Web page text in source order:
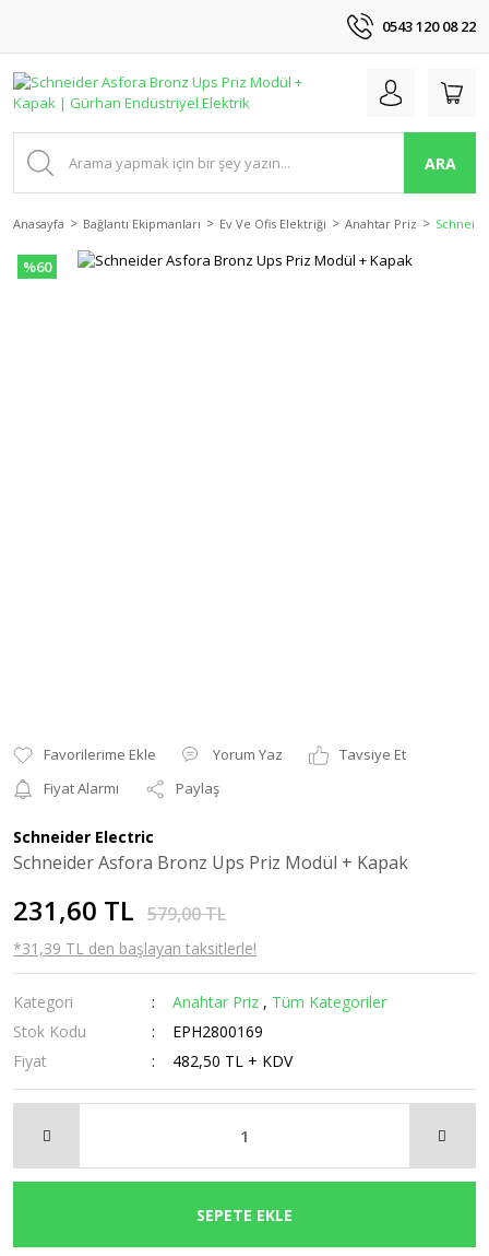
0543 120 08 22
ARA
Anasayfa Bağlantı Ekipmanları Ev Ve Ofis Elektriği Anahtar Priz
%60
Yorum Yaz
Tavsiye Et
Fiyat Alarmı
Paylaş
Schneider Electric
Schneider Asfora Bronz Ups Priz Modül + Kapak
231,60 TL 579,00 TL
*31,39 TL den başlayan taksitlerle!
Kategori Anahtar Priz , Tüm Kategoriler
Stok Kodu
EPH2800169
Fiyat
482,50 TL + KDV
SEPETE EKLE